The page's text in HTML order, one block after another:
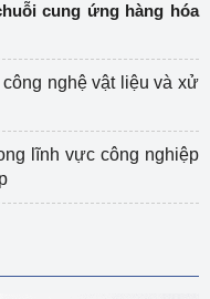
cung ứng hàng hóa
nghệ vật liệu và xử
lĩnh vực công nghiệp